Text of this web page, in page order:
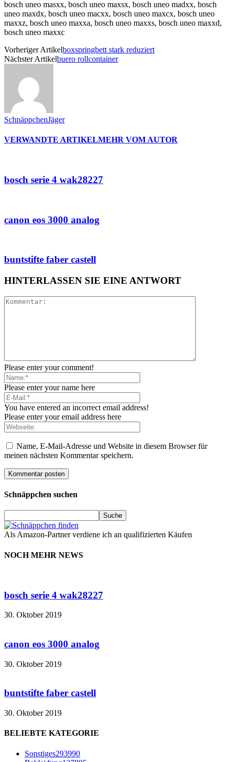
bosch uneo masxx, bosch uneo maxsx, bosch uneo madxx, bosch
uneo maxdx, bosch uneo macxx, bosch uneo maxcx, bosch uneo
maxxz, bosch uneo maxxa, bosch uneo maxxs, bosch uneo maxxd,
bosch uneo maxxc
Vorheriger Artikelboxspringbett stark reduziert
Nächster Artikelbuero rollcontainer
SchnäppchenJäger
VERWANDTE ARTIKELMEHR VOM AUTOR
bosch serie 4 wak28227
canon eos 3000 analog
buntstifte faber castell
HINTERLASSEN SIE EINE ANTWORT
Please enter your comment!
Please enter your name here
You have entered an incorrect email address!
Please enter your email address here
Name, E-Mail-Adresse und Website in diesem Browser für
meinen nächsten Kommentar speichern.
Schnäppchen suchen
Als Amazon-Partner verdiene ich an qualifizierten Käufen
NOCH MEHR NEWS
bosch serie 4 wak28227
30. Oktober 2019
canon eos 3000 analog
30. Oktober 2019
buntstifte faber castell
30. Oktober 2019
BELIEBTE KATEGORIE
Sonstiges293990